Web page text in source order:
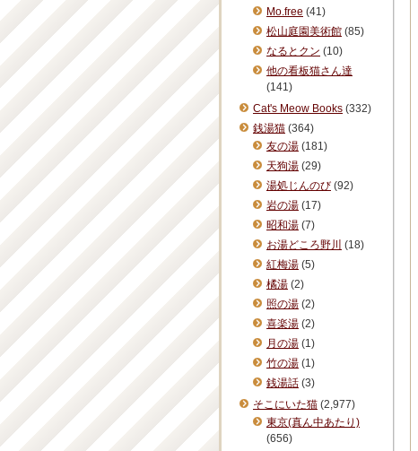
Mo.free (41)
松山庭園美術館 (85)
なるとクン (10)
他の看板猫さん達
(141)
Cat's Meow Books (332)
銭湯猫 (364)
友の湯 (181)
天狗湯 (29)
湯処じんのび (92)
岩の湯 (17)
昭和湯 (7)
お湯どころ野川 (18)
紅梅湯 (5)
橘湯 (2)
照の湯 (2)
喜楽湯 (2)
月の湯 (1)
竹の湯 (1)
銭湯話 (3)
そこにいた猫 (2,977)
東京(真ん中あたり)
(656)